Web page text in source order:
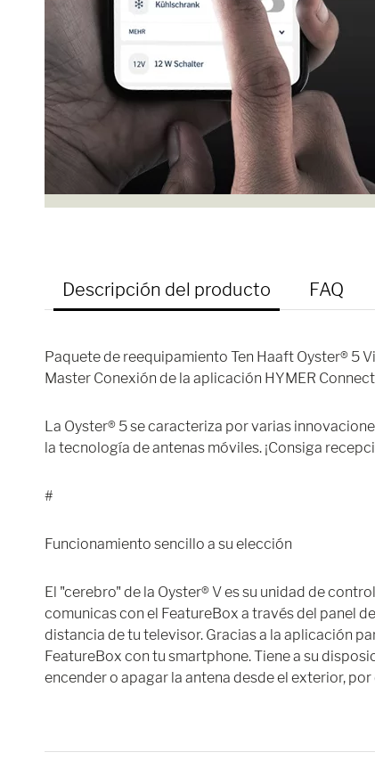
Descripción del producto FAQ
Paquete de reequipamiento Ten Haaft Oyster® 5
Master Conexión de la aplicación HYMER Connect
La Oyster® 5 se caracteriza por varias
la tecnología de antenas móviles. ¡Consiga
#
Funcionamiento sencillo a su elección
El "cerebro" de la Oyster® V es su unidad de
comunicas con el FeatureBox a través del panel
distancia de tu televisor. Gracias a la aplicación
FeatureBox con tu smartphone. Tiene a su
encender o apagar la antena desde el exterior,